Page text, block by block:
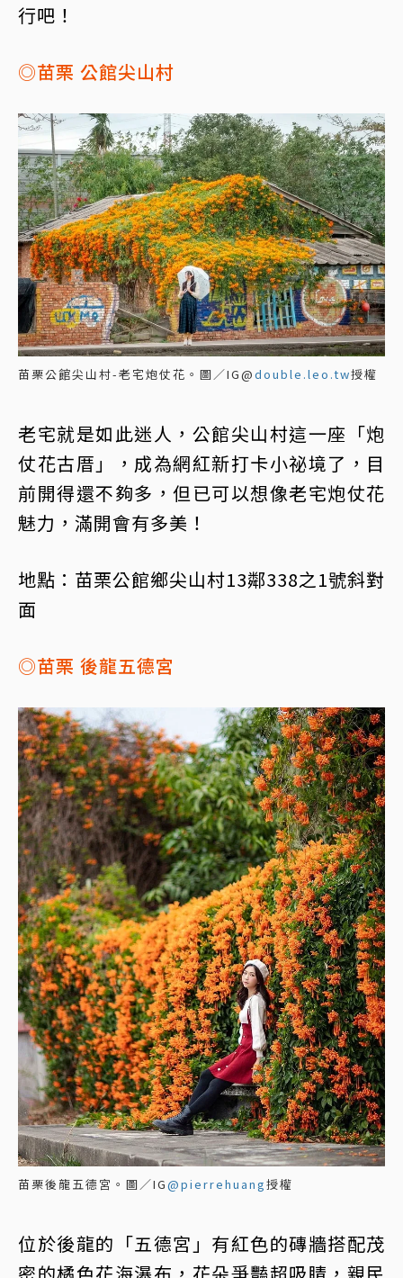
行吧！
◎苗栗 公館尖山村
苗栗公館尖山村-老宅炮仗花。圖／IG@double.leo.tw授權
老宅就是如此迷人，公館尖山村這一座「炮
仗花古厝」，成為網紅新打卡小祕境了，目
前開得還不夠多，但已可以想像老宅炮仗花
魅力，滿開會有多美！
地點：苗栗公館鄉尖山村13鄰338之1號斜對
面
◎苗栗 後龍五德宮
苗栗後龍五德宮。圖／IG@pierrehuang授權
位於後龍的「五德宮」有紅色的磚牆搭配茂
密的橘色花海瀑布，花朵爭豔超吸睛，親民